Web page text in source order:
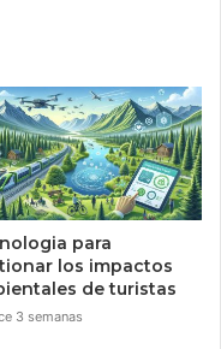
para
los impactos
de turistas
3 semanas